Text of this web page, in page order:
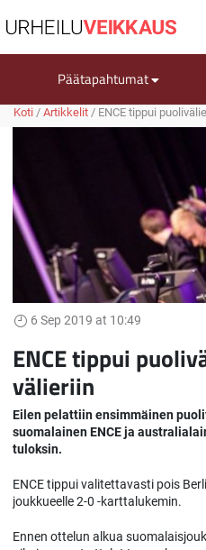
Päätapahtumat
Koti / Artikkelit / ENCE tippui
6 Sep 2019 at 10:49
ENCE tippui
välieriin
Eilen pelattiin ensimmäinen
suomalainen ENCE ja
tuloksin.
ENCE tippui valitettavasti pois
joukkueelle 2-0 -karttalukemin.
Ennen ottelun alkua